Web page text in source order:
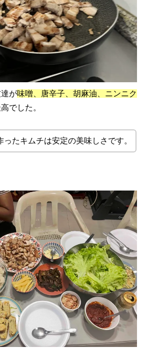
が味噌、唐辛子、胡麻油、ニンニク
でした。
ったキムチは安定の美味しさです。